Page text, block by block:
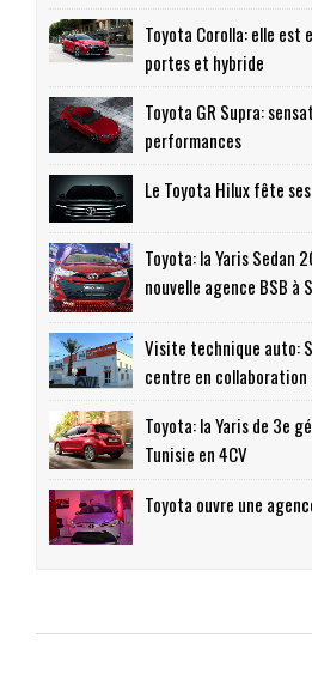
Toyota Corolla: elle est
portes et hybride
Toyota GR Supra:
performances
Le Toyota Hilux fête
Toyota: la Yaris Sedan
nouvelle agence BSB à
Visite technique auto:
centre en collaboration
Toyota: la Yaris de 3e
Tunisie en 4CV
Toyota ouvre une